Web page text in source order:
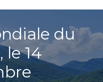
du
le 14